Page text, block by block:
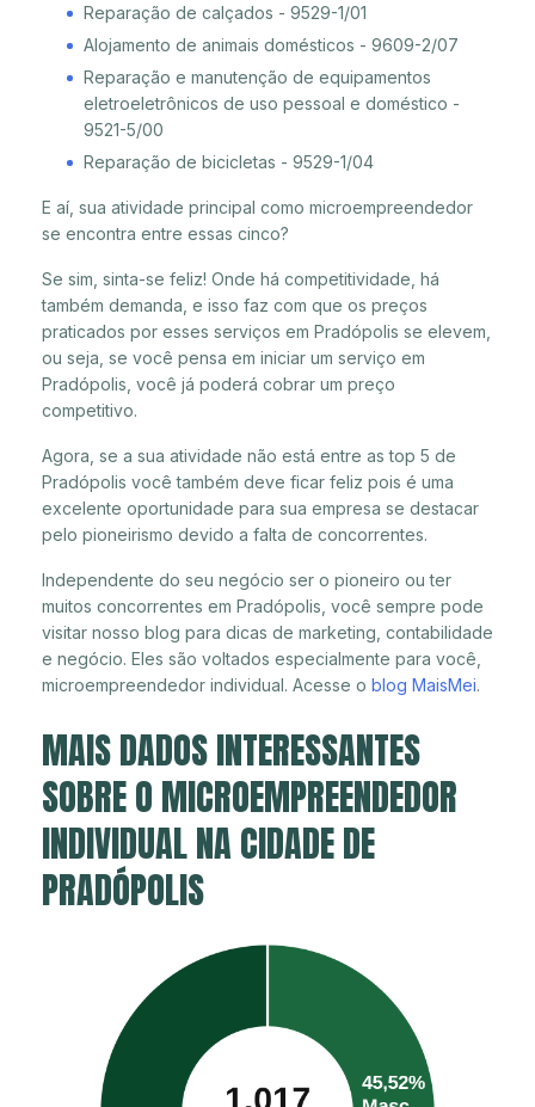
Reparação de calçados - 9529-1/01
Alojamento de animais domésticos - 9609-2/07
Reparação e manutenção de equipamentos
eletroeletrônicos de uso pessoal e doméstico -
9521-5/00
Reparação de bicicletas - 9529-1/04
E aí, sua atividade principal como microempreendedor
se encontra entre essas cinco?
Se sim, sinta-se feliz! Onde há competitividade, há
também demanda, e isso faz com que os preços
praticados por esses serviços em Pradópolis se elevem,
ou seja, se você pensa em iniciar um serviço em
Pradópolis, você já poderá cobrar um preço
competitivo.
Agora, se a sua atividade não está entre as top 5 de
Pradópolis você também deve ficar feliz pois é uma
excelente oportunidade para sua empresa se destacar
pelo pioneirismo devido a falta de concorrentes.
Independente do seu negócio ser o pioneiro ou ter
muitos concorrentes em Pradópolis, você sempre pode
visitar nosso blog para dicas de marketing, contabilidade
e negócio. Eles são voltados especialmente para você,
microempreendedor individual. Acesse o blog MaisMei.
MAIS DADOS INTERESSANTES
SOBRE O MICROEMPREENDEDOR
INDIVIDUAL NA CIDADE DE
PRADÓPOLIS